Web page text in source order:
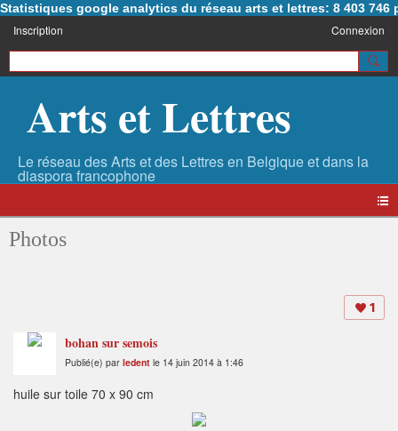
Statistiques google analytics du réseau arts et lettres: 8 403 746
Inscription Connexion
Arts et Lettres
Photos
1
bohan sur semois
Publié(e) par ledent le 14 juin 2014 à 1:46
huile sur toile 70 x 90 cm